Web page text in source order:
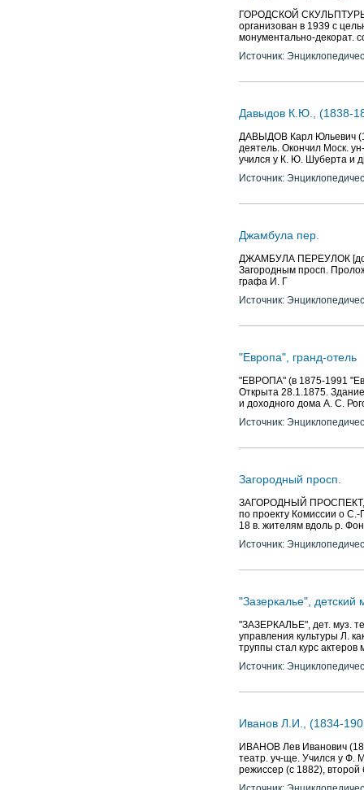
ГОРОДСКОЙ СКУЛЬПТУРЫ
организован в 1939 с
монументально-декорат.
Источник:
Давыдов К.Ю., (1838-
ДАВЫДОВ Карл Юльевич
деятель. Окончил Моск.
учился у К. Ю. Шуберта и
Источник:
Джамбула пер.
ДЖАМБУЛА ПЕРЕУЛОК [до
Загородным просп.
графа И. Г
Источник:
"Европа", гранд-отель
"ЕВРОПА" (в 1875-1991
Открыта 28.1.1875.
и доходного дома А. С.
ЗАГОРОДНЫЙ ПРОСПЕКТ,
по проекту Комиссии о
18 в. жителям вдоль р.
"ЗАЗЕРКАЛЬЕ", дет. муз.
управления культуры Л.
труппы стал курс актеров
ИВАНОВ Лев Иванович
театр. уч-ще. Учился у Ф.
режиссер (с 1882),